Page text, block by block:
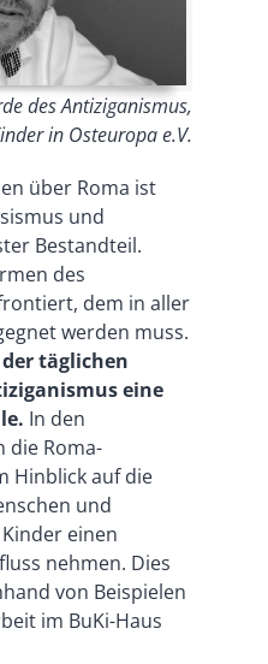
des Antiziganismus,
in Osteuropa e.V.
über Roma ist
und
Bestandteil.
des
dem in aller
werden muss.
täglichen
eine
In den
die Roma-
Hinblick auf die
und
einen
nehmen. Dies
von Beispielen
im BuKi-Haus